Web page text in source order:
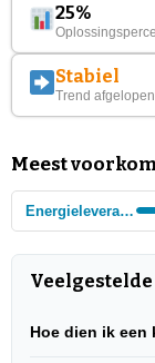
25%
Stabiel
Trend
Meest
Energieleveranciers
Hoe dien ik